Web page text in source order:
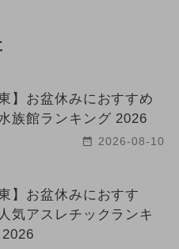
東】お盆休みにおすすめ
族館ランキング 2026
2026-08-10
東】お盆休みにおすす
気アスレチックランキ